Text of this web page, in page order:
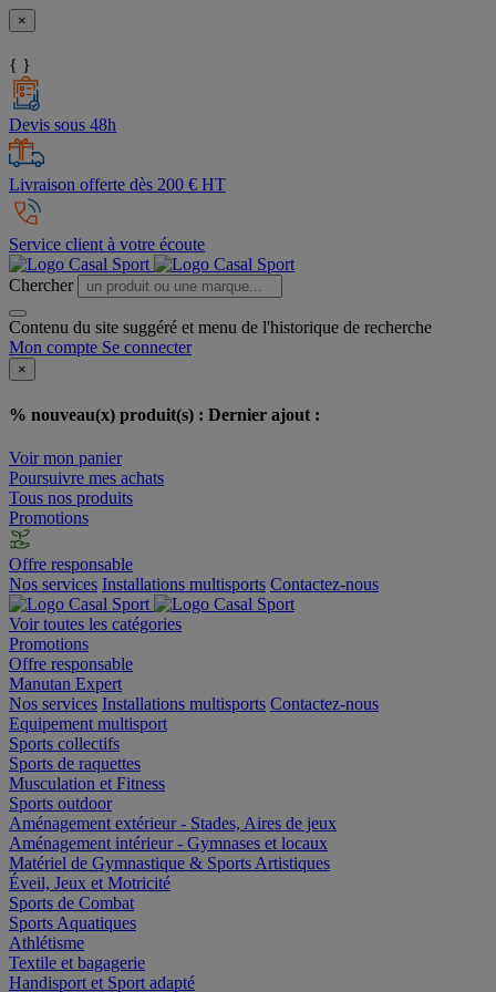
×
{ }
Devis sous 48h
Livraison offerte dès 200 € HT
Service client à votre écoute
Chercher
Contenu du site suggéré et menu de l'historique de recherche
Mon compte Se connecter
×
% nouveau(x) produit(s) : Dernier ajout :
Voir mon panier
Poursuivre mes achats
Tous nos produits
Promotions
Offre responsable
Nos services Installations multisports Contactez-nous
Voir toutes les catégories
Promotions
Offre responsable
Manutan Expert
Nos services Installations multisports Contactez-nous
Equipement multisport
Sports collectifs
Sports de raquettes
Musculation et Fitness
Sports outdoor
Aménagement extérieur - Stades, Aires de jeux
Aménagement intérieur - Gymnases et locaux
Matériel de Gymnastique & Sports Artistiques
Éveil, Jeux et Motricité
Sports de Combat
Sports Aquatiques
Athlétisme
Textile et bagagerie
Handisport et Sport adapté